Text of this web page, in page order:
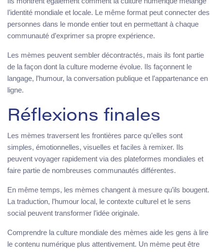
l’identité mondiale et locale. Le même format peut connecter des
personnes dans le monde entier tout en permettant à chaque
communauté d’exprimer sa propre expérience.
Les mèmes peuvent sembler décontractés, mais ils font partie
de la façon dont la culture moderne évolue. Ils façonnent le
langage, l’humour, la conversation publique et l’appartenance en
ligne.
Réflexions finales
Les mèmes traversent les frontières parce qu’elles sont
simples, émotionnelles, visuelles et faciles à remixer. Ils
peuvent voyager rapidement via des plateformes mondiales et
faire partie de nombreuses communautés différentes.
En même temps, les mèmes changent à mesure qu’ils bougent.
La traduction, l’humour local, le contexte culturel et le sens
social peuvent transformer l’idée originale.
Comprendre la culture mondiale des mèmes aide les gens à lire
le contenu numérique plus attentivement. Un mème peut être